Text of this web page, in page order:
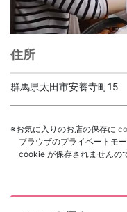
住所
群馬県太田市安養寺町15
※お気に入りのお店の保存に
ブラウザのプライベートモ
cookie が保存されませんの